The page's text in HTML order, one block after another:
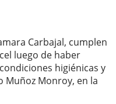
Carbajal, cumplen
luego de haber
higiénicas y
Muñoz Monroy, en la